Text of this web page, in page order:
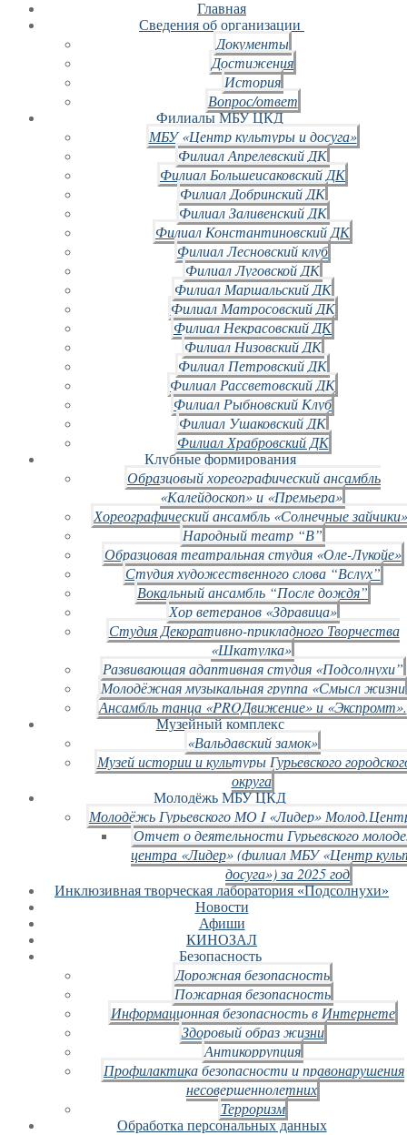
Главная
Сведения об организации
Документы
Достижения
История
Вопрос/ответ
Филиалы МБУ ЦКД
МБУ «Центр культуры и досуга»
Филиал Апрелевский ДК
Филиал Большеисаковский ДК
Филиал Добринский ДК
Филиал Заливенский ДК
Филиал Константиновский ДК
Филиал Лесновский клуб
Филиал Луговской ДК
Филиал Маршальский ДК
Филиал Матросовский ДК
Филиал Некрасовский ДК
Филиал Низовский ДК
Филиал Петровский ДК
Филиал Рассветовский ДК
Филиал Рыбновский Клуб
Филиал Ушаковский ДК
Филиал Храбровский ДК
Клубные формирования
Образцовый хореографический ансамбль
«Калейдоскоп» и «Премьера»
Хореографический ансамбль «Солнечные
Народный театр “В”
Образцовая театральная студия «Оле-Лукойе»
Студия художественного слова “Вслух”
Вокальный ансамбль “После дождя”
Хор ветеранов «Здравица»
Студия Декоративно-прикладного Творчества
«Шкатулка»
Развивающая адаптивная студия «Подсолнухи”
Молодёжная музыкальная группа «Смысл жизни
Ансамбль танца «PROДвижение» и «Экспромт».
Музейный комплекс
«Вальдавский замок»
Музей истории и культуры Гурьевского
округа
Молодёжь МБУ ЦКД
Молодёжь Гурьевского МО I «Лидер»
Отчет о деятельности Гурьевского
центра «Лидер» (филиал МБУ «Центр
досуга») за 2025 год
Инклюзивная творческая лаборатория «Подсолнухи»
Новости
Афиши
КИНОЗАЛ
Безопасность
Дорожная безопасность
Пожарная безопасность
Информационная безопасность в Интернете
Здоровый образ жизни
Антикоррупция
Профилактика безопасности и правонарушения
несовершеннолетних
Терроризм
Обработка персональных данных